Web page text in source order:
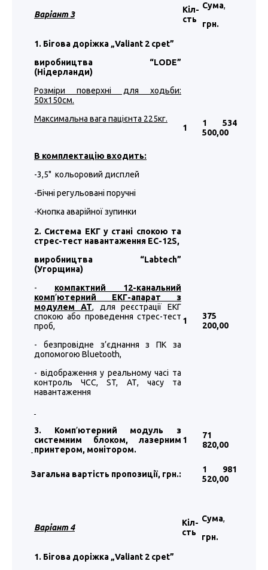
Варіант 3
Кіл-
сть
Сума,
грн.
1. Бігова доріжка „Valiant 2 cpet”
виробництва “LODE”
(Нідерланди)
Розміри поверхні для ходьби:
50х150см.
Максимальна вага пацієнта 225кг.
В комплектацію входить:
-3,5" кольоровий дисплей
-Бічні регульовані поручні
-Кнопка аварійної зупинки
1
1 534
500,00
2. Система ЕКГ у стані спокою та
стрес-тест навантаження EC-12S,
виробництва “Labtech”
(Угорщина)
- компактний 12-канальний
комп’ютерний ЕКГ-апарат з
модулем АТ, для реєстрації ЕКГ
спокою або проведення стрес-тест
проб,
- безпровідне з’єднання з ПК за
допомогою Bluetooth,
- відображення у реальному часі та
контроль ЧСС, ST, АТ, часу та
навантаження
1
375
200,00
3. Комп’ютерний модуль з
системним блоком, лазерним
принтером, монітором.
1
71
820,00
Загальна вартість пропозиції, грн.:
1 981
520,00
Варіант 4
Кіл-
сть
Сума,
грн.
1. Бігова доріжка „Valiant 2 cpet”